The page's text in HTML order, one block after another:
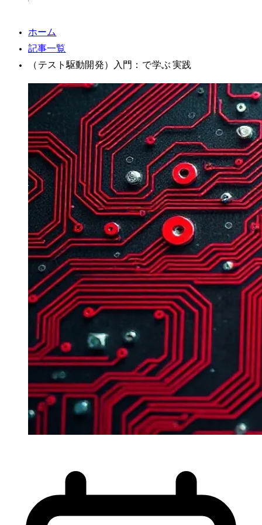
ホーム
記事一覧
TDD（テスト駆動開発）入門：Pythonで学ぶRed/Green/Refactor実践